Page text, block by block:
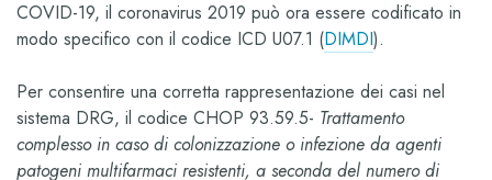
COVID-19, il coronavirus 2019 può ora essere codificato in
modo specifico con il codice ICD U07.1 (DIMDI).
Per consentire una corretta rappresentazione dei casi nel
sistema DRG, il codice CHOP 93.59.5- Trattamento
complesso in caso di colonizzazione o infezione da agenti
patogeni multifarmaci resistenti, a seconda del numero di